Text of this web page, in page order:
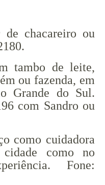
de chacareiro ou
tambo de leite,
ou fazenda, em
Grande do Sul.
com Sandro ou
como cuidadora
como no
Fone: